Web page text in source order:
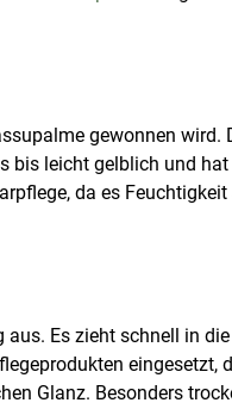
gewonnen wird.
leicht gelblich und
da es
Es zieht schnell in
eingesetzt,
Glanz. Besonders